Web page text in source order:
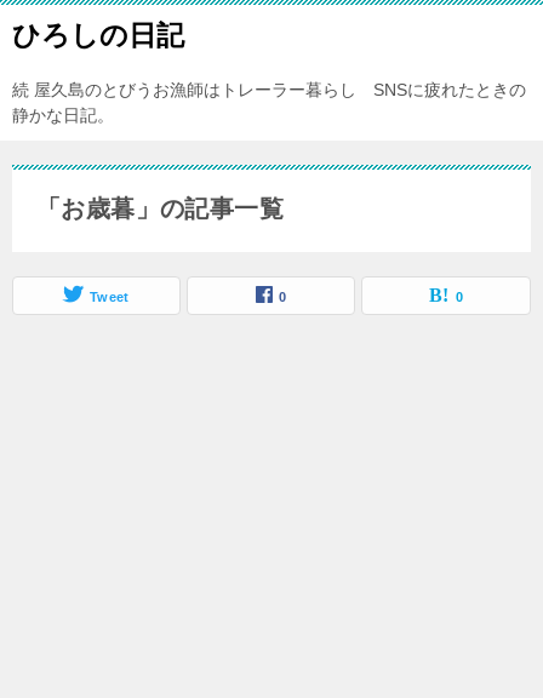
ひろしの日記
続 屋久島のとびうお漁師はトレーラー暮らし SNSに疲れたときの
静かな日記。
「お歳暮」の記事一覧
Tweet 0 0